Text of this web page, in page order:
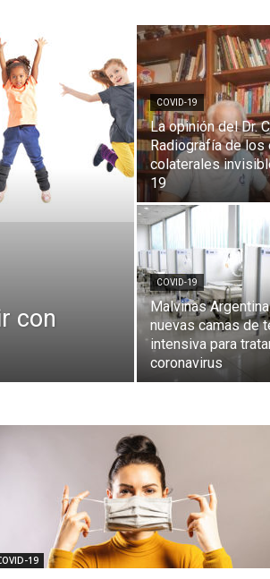
con
COVID-19
La opinión del Dr.
Radiografía de
colaterales
19
COVID-19
Malvinas
nuevas camas de
intensiva para
coronavirus
19